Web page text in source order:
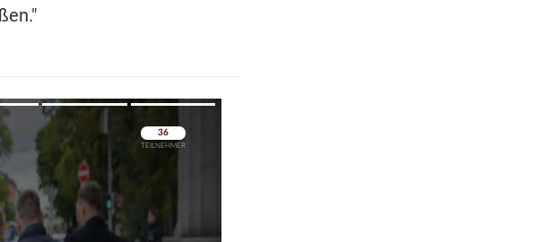
Überspringen